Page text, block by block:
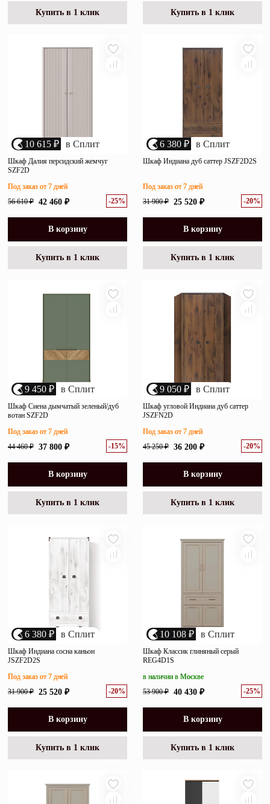
Купить в 1 клик Купить в 1 клик
10 615 ₽ в Сплит
Шкаф Далия персидский жемчуг
SZF2D
56 610 ₽ 42 460 ₽ -25%
Под заказ от 7 дней
В корзину
Купить в 1 клик
6 380 ₽ в Сплит
Шкаф Индиана дуб саттер JSZF2D2S
31 900 ₽ 25 520 ₽ -20%
Под заказ от 7 дней
В корзину
Купить в 1 клик
9 450 ₽ в Сплит
Шкаф Сиена дымчатый зеленый/дуб
вотан SZF2D
44 460 ₽ 37 800 ₽ -15%
Под заказ от 7 дней
В корзину
Купить в 1 клик
9 050 ₽ в Сплит
Шкаф угловой Индиана дуб саттер
JSZFN2D
45 250 ₽ 36 200 ₽ -20%
Под заказ от 7 дней
В корзину
Купить в 1 клик
6 380 ₽ в Сплит
Шкаф Индиана сосна каньон
JSZF2D2S
31 900 ₽ 25 520 ₽ -20%
Под заказ от 7 дней
В корзину
Купить в 1 клик
10 108 ₽ в Сплит
Шкаф Классик глиняный серый
REG4D1S
53 900 ₽ 40 430 ₽ -25%
в наличии в Москве
В корзину
Купить в 1 клик